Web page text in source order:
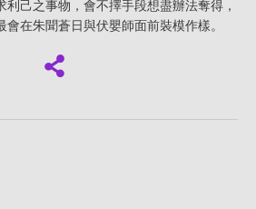
己之事物，會不擇手段想盡辦法奪得，
在朱聞蒼日與伏嬰師面前裝模作樣。